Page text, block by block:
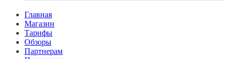
Главная
Магазин
Тарифы
Обзоры
Партнерам